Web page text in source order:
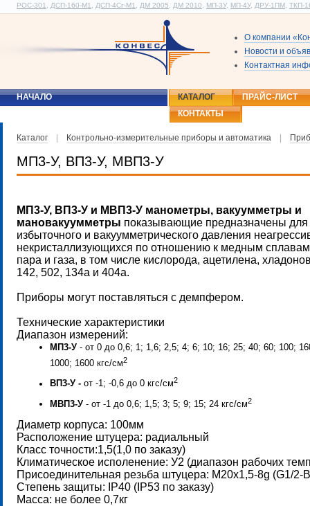
РОС-301 ДСП-160-М1 ДСП-4Сг-М1 ДМ 2005 ДМ 2010 МП-3У, МП-4У, ДРУ-1ПМ ТКП-
О компании
Новости и
Контактная
НАЧАЛО КАТАЛОГ
ПРАЙС-ЛИСТ
КОНТАКТЫ
Каталог Контрольно-измерительные приборы и автоматика
МП3-У, ВП3-У, МВП3-У
МП3-У, ВП3-У и МВП3-У манометры, вакуумметры и
мановакуумметры показывающие предназначены
избыточного и вакуумметрического давления
некристаллизующихся по отношению к медным
пара и газа, в том числе кислорода, ацетилена,
142, 502, 134a и 404а.
Приборы могут поставляться с демпфером.
Технические характеристики
Диапазон измерений:
МП3-У - от 0 до 0,6; 1; 1,6; 2,5; 4; 6; 10; 16; 25; 40; 60; 100;
1000; 1600 кгс/см2
ВП3-У - от -1; -0,6 до 0 кгс/см2
МВП3-У - от -1 до 0,6; 1,5; 3; 5; 9; 15; 24 кгс/см2
Диаметр корпуса: 100мм
Расположение штуцера: радиальный
Класс точности:1,5(1,0 по заказу)
Климатическое исполенение: У2 (диапазон рабочих
Присоединительная резьба штуцера: М20х1,5-8g (G1/2-
Степень защиты: IP40 (IP53 по заказу)
Масса: не более 0,7кг